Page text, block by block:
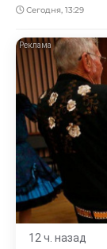
Сегодня, 13:29
12 ч. назад